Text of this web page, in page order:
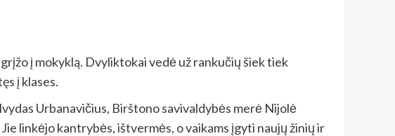
į mokyklą. Dvyliktokai vedė už rankučių šiek tiek
į klases.
Urbanavičius, Birštono savivaldybės merė Nijolė
linkėjo kantrybės, ištvermės, o vaikams įgyti naujų žinių ir